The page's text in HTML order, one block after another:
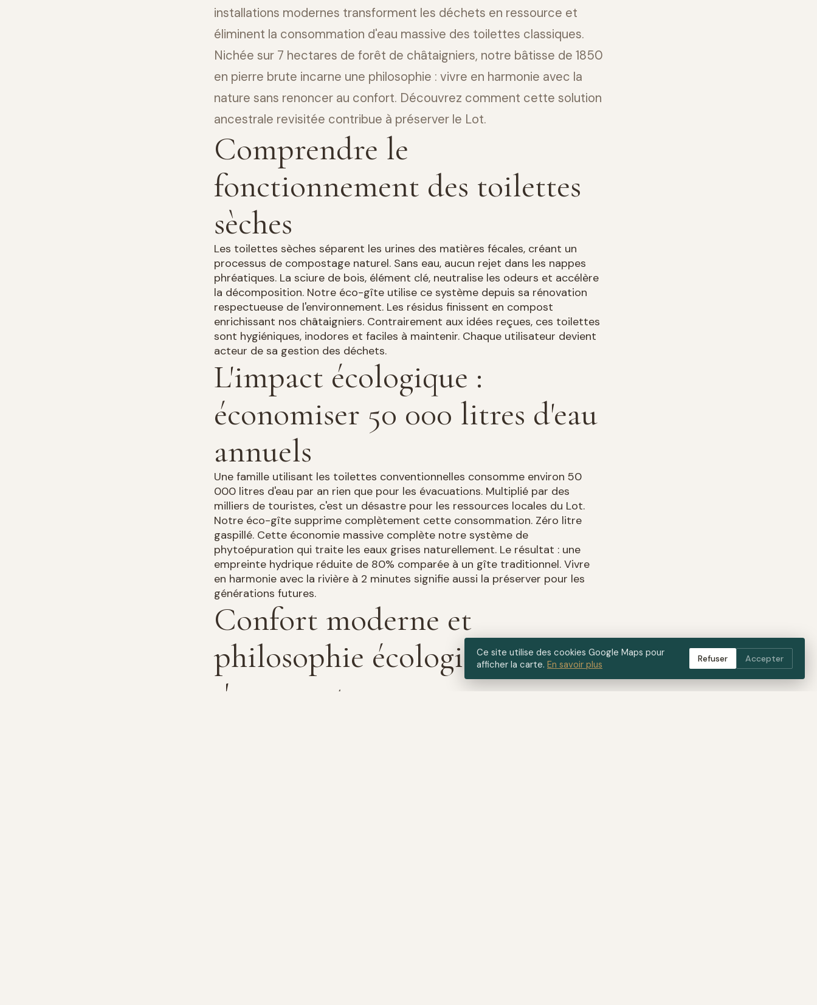
installations modernes transforment les déchets en ressource et
éliminent la consommation d'eau massive des toilettes classiques.
Nichée sur 7 hectares de forêt de châtaigniers, notre bâtisse de 1850
en pierre brute incarne une philosophie : vivre en harmonie avec la
nature sans renoncer au confort. Découvrez comment cette solution
ancestrale revisitée contribue à préserver le Lot.
Comprendre le
fonctionnement des toilettes
sèches
Les toilettes sèches séparent les urines des matières fécales, créant un
processus de compostage naturel. Sans eau, aucun rejet dans les nappes
phréatiques. La sciure de bois, élément clé, neutralise les odeurs et accélère
la décomposition. Notre éco-gîte utilise ce système depuis sa rénovation
respectueuse de l'environnement. Les résidus finissent en compost
enrichissant nos châtaigniers. Contrairement aux idées reçues, ces toilettes
sont hygiéniques, inodores et faciles à maintenir. Chaque utilisateur devient
acteur de sa gestion des déchets.
L'impact écologique :
économiser 50 000 litres d'eau
annuels
Une famille utilisant les toilettes conventionnelles consomme environ 50
000 litres d'eau par an rien que pour les évacuations. Multiplié par des
milliers de touristes, c'est un désastre pour les ressources locales du Lot.
Notre éco-gîte supprime complètement cette consommation. Zéro litre
gaspillé. Cette économie massive complète notre système de
phytoépuration qui traite les eaux grises naturellement. Le résultat : une
empreinte hydrique réduite de 80% comparée à un gîte traditionnel. Vivre
en harmonie avec la rivière à 2 minutes signifie aussi la préserver pour les
générations futures.
Confort moderne et
philosophie écologique ne
s'opposent pas
Ce site utilise des cookies Google Maps pour
afficher la carte. En savoir plus Refuser Accepter